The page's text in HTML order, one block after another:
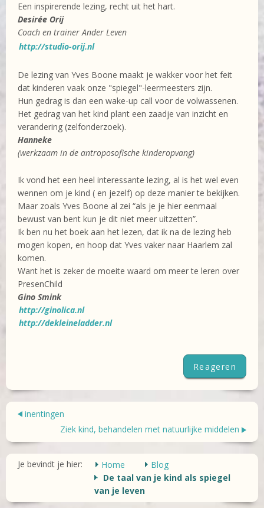
Een inspirerende lezing, recht uit het hart.
Desirée Orij
Coach en trainer Ander Leven
http://studio-orij.nl
De lezing van Yves Boone maakt je wakker voor het feit
dat kinderen vaak onze "spiegel"-leermeesters zijn.
Hun gedrag is dan een wake-up call voor de volwassenen.
Het gedrag van het kind plant een zaadje van inzicht en
verandering (zelfonderzoek).
Hanneke
(werkzaam in de antroposofische kinderopvang)
Ik vond het een heel interessante lezing, al is het wel even
wennen om je kind ( en jezelf) op deze manier te bekijken.
Maar zoals Yves Boone al zei “als je je hier eenmaal
bewust van bent kun je dit niet meer uitzetten”.
Ik ben nu het boek aan het lezen, dat ik na de lezing heb
mogen kopen, en hoop dat Yves vaker naar Haarlem zal
komen.
Want het is zeker de moeite waard om meer te leren over
PresenChild
Gino Smink
http://ginolica.nl
http://dekleineladder.nl
Reageren
inentingen
Ziek kind, behandelen met natuurlijke middelen
Je bevindt je hier: Home
Blog
De taal van je kind als spiegel
van je leven